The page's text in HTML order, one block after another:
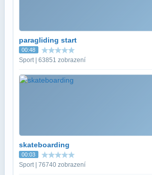
paragliding start
00:48
Sport | 63851 zobrazení
skateboarding
00:03
Sport | 76740 zobrazení